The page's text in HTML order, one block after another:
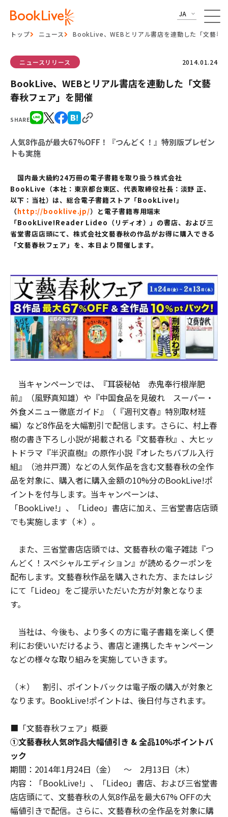
JA
トップ ニュース BookLive、WEBとリアル書店を連動した「文藝春
SHARE
ニュースリリース 2014.01.24
BookLive、WEBとリアル書店を連動した「文藝
春秋フェア」を開催
人気8作品が最大67%OFF！『つんどく！』特別版プレゼン
トも実施
国内最大級約24万冊の電子書籍を取り扱う株式会社
BookLive（本社：東京都台東区、代表取締役社長：淡野 正、
以下：当社）は、総合電子書籍ストア「BookLive!」
（http://booklive.jp/）と電子書籍専用端末
「BookLive!Reader Lideo（リディオ）」の書店、および三
省堂書店店頭にて、株式会社文藝春秋の作品がお得に購入できる
「文藝春秋フェア」を、本日より開催します。
当キャンペーンでは、『耳袋秘帖 赤鬼奉行根岸肥
前』（風野真知雄）や『中国食品を見破れ スーパー・
外食メニュー徹底ガイド』（『週刊文春』特別取材班
編）など8作品を大幅割引で配信します。さらに、村上春
樹の書き下ろし小説が掲載される『文藝春秋』、大ヒッ
トドラマ『半沢直樹』の原作小説『オレたちバブル入行
組』（池井戸潤）などの人気作品を含む文藝春秋の全作
品を対象に、購入者に購入金額の10%分のBookLive!ポ
イントを付与します。当キャンペーンは、
「BookLive!」、「Lideo」書店に加え、三省堂書店店頭
でも実施します（＊）。
また、三省堂書店店頭では、文藝春秋の電子雑誌『つ
んどく！スペシャルエディション』が読めるクーポンを
配布します。文藝春秋作品を購入された方、またはレジ
にて「Lideo」をご提示いただいた方が対象となりま
す。
当社は、今後も、より多くの方に電子書籍を楽しく便
利にお使いいだけるよう、書店と連携したキャンペーン
などの様々な取り組みを実施していきます。
（＊） 割引、ポイントバックは電子版の購入が対象と
なります。BookLive!ポイントは、後日付与されます。
■「文藝春秋フェア」概要
①文藝春秋人気8作品大幅値引き & 全品10%ポイントバ
ック
期間：2014年1月24日（金） ～ 2月13日（木）
内容：「BookLive!」、「Lideo」書店、および三省堂書
店店頭にて、文藝春秋の人気8作品を最大67% OFFの大
幅値引きで配信。さらに、文藝春秋の全作品を対象に購